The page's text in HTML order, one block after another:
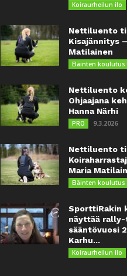
Koiraurheilun ilo
Nettiluento ti
Kisajännitys
Matilainen
Eläinten koulutus
Nettiluento
Ohjaajana
Hanna Närhi
PRO 9.3.2026
Nettiluento ti
Maria
Eläinten koulutus
SporttiRakin
näyttää
sääntövuosi
Karhu...
Koiraurheilun ilo